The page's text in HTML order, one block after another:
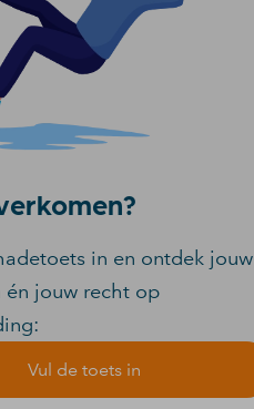
in en ontdek jouw
jouw recht op
Vul de toets in